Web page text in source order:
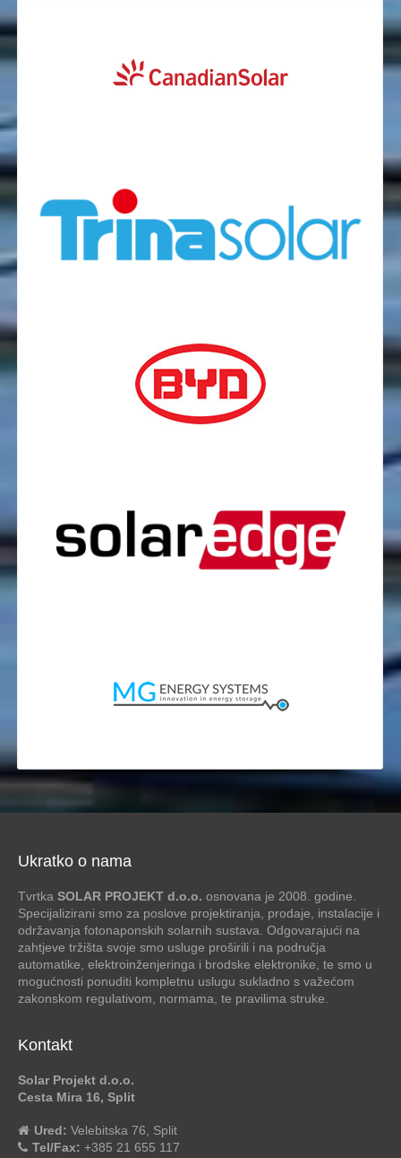
Ukratko o nama
Tvrtka SOLAR PROJEKT d.o.o. osnovana je 2008. godine.
Specijalizirani smo za poslove projektiranja, prodaje, instalacije i
održavanja fotonaponskih solarnih sustava. Odgovarajući na
zahtjeve tržišta svoje smo usluge proširili i na područja
automatike, elektroinženjeringa i brodske elektronike, te smo u
mogućnosti ponuditi kompletnu uslugu sukladno s važećom
zakonskom regulativom, normama, te pravilima struke.
Kontakt
Solar Projekt d.o.o.
Cesta Mira 16, Split
Ured: Velebitska 76, Split
Tel/Fax: +385 21 655 117